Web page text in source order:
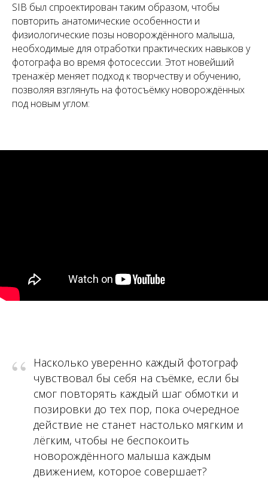
SIB был спроектирован таким образом, чтобы
повторить анатомические особенности и
физиологические позы новорождённого малыша,
необходимые для отработки практических навыков у
фотографа во время фотосессии. Этот новейший
тренажёр меняет подход к творчеству и обучению,
позволяя взглянуть на фотосъёмку новорождённых
под новым углом:
“
Насколько уверенно каждый фотограф
чувствовал бы себя на съёмке, если бы
смог повторять каждый шаг обмотки и
позировки до тех пор, пока очередное
действие не станет настолько мягким и
лёгким, чтобы не беспокоить
новорождённого малыша каждым
движением, которое совершает?